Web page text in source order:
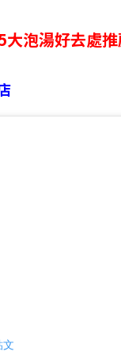
大泡湯好去處
文